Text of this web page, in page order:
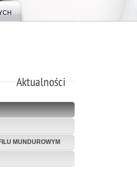
Aktualności
MUNDUROWYM